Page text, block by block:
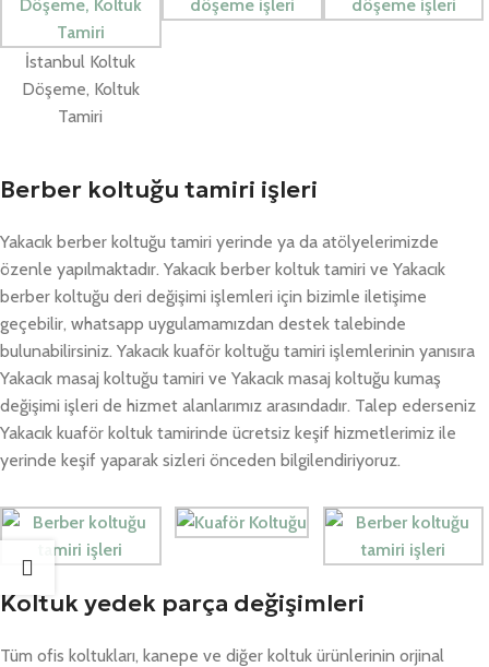
İstanbul Koltuk
Döşeme, Koltuk
Tamiri
Berber koltuğu tamiri işleri
Yakacık berber koltuğu tamiri yerinde ya da atölyelerimizde
özenle yapılmaktadır. Yakacık berber koltuk tamiri ve Yakacık
berber koltuğu deri değişimi işlemleri için bizimle iletişime
geçebilir, whatsapp uygulamamızdan destek talebinde
bulunabilirsiniz. Yakacık kuaför koltuğu tamiri işlemlerinin yanısıra
Yakacık masaj koltuğu tamiri ve Yakacık masaj koltuğu kumaş
değişimi işleri de hizmet alanlarımız arasındadır. Talep ederseniz
Yakacık kuaför koltuk tamirinde ücretsiz keşif hizmetlerimiz ile
yerinde keşif yaparak sizleri önceden bilgilendiriyoruz.
Koltuk yedek parça değişimleri
Tüm ofis koltukları, kanepe ve diğer koltuk ürünlerinin orjinal